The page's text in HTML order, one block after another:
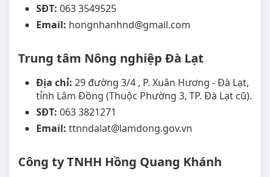
SĐT: 063 3549525
Email: hongnhanhnd@gmail.com
Trung tâm Nông nghiệp Đà Lạt
Địa chỉ: 29 đường 3/4 , P. Xuân Hương - Đà Lạt,
tỉnh Lâm Đồng (Thuộc Phường 3, TP. Đà Lạt cũ).
SĐT: 063 3821271
Email: ttnndalat@lamdong.gov.vn
Công ty TNHH Hồng Quang Khánh